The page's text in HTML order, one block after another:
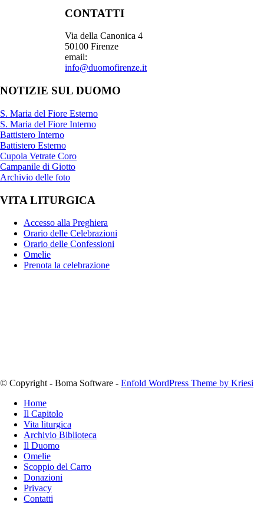
CONTATTI
Via della Canonica 4
50100 Firenze
email:
info@duomofirenze.it
NOTIZIE SUL DUOMO
S. Maria del Fiore Esterno
S. Maria del Fiore Interno
Battistero Interno
Battistero Esterno
Cupola Vetrate Coro
Campanile di Giotto
Archivio delle foto
VITA LITURGICA
Accesso alla Preghiera
Orario delle Celebrazioni
Orario delle Confessioni
Omelie
Prenota la celebrazione
© Copyright - Boma Software - Enfold WordPress Theme by Kriesi
Home
Il Capitolo
Vita liturgica
Archivio Biblioteca
Il Duomo
Omelie
Scoppio del Carro
Donazioni
Privacy
Contatti